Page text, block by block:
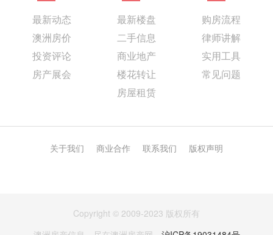
最新动态
澳洲房价
投资评论
房产展会
最新楼盘
二手信息
商业地产
楼花转让
房屋租赁
购房流程
律师讲解
实用工具
常见问题
关于我们 商业合作 联系我们 版权声明
Copyright © 2009-2023 版权所有